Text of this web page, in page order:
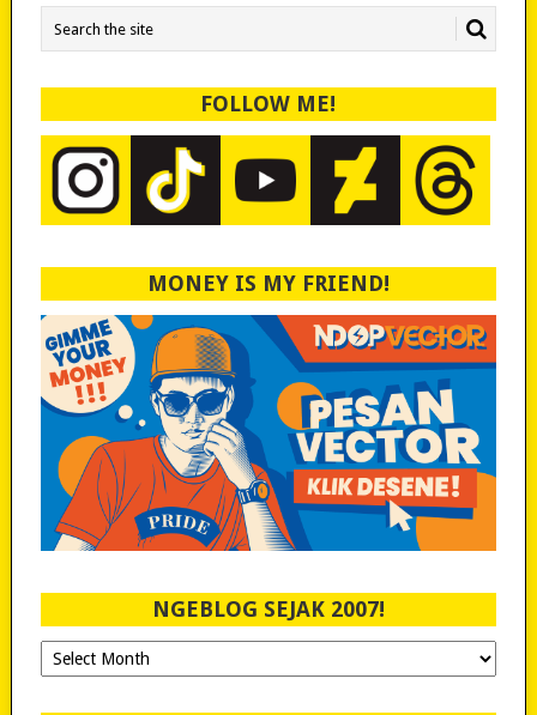
FOLLOW ME!
MONEY IS MY FRIEND!
NGEBLOG SEJAK 2007!
Ngeblog
Sejak